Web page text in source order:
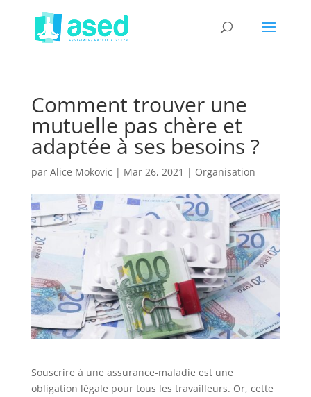
Comment trouver une
mutuelle pas chère et
adaptée à ses besoins ?
par Alice Mokovic | Mar 26, 2021 | Organisation
Souscrire à une assurance-maladie est une
obligation légale pour tous les travailleurs. Or, cette